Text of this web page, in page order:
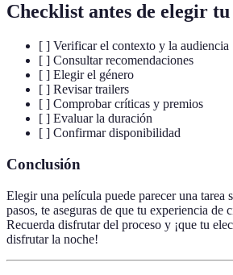
Checklist antes de elegir
[ ] Verificar el contexto y la audiencia
[ ] Consultar recomendaciones
[ ] Elegir el género
[ ] Revisar trailers
[ ] Comprobar críticas y premios
[ ] Evaluar la duración
[ ] Confirmar disponibilidad
Conclusión
Elegir una película puede parecer una tarea
pasos, te aseguras de que tu experiencia de
Recuerda disfrutar del proceso y ¡que tu
disfrutar la noche!